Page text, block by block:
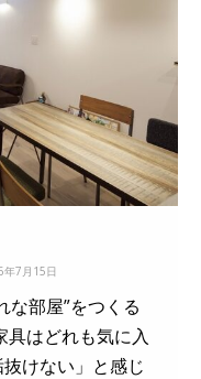
年7月15日
な部屋”をつくる
具はどれも気に入
けない」と感じ